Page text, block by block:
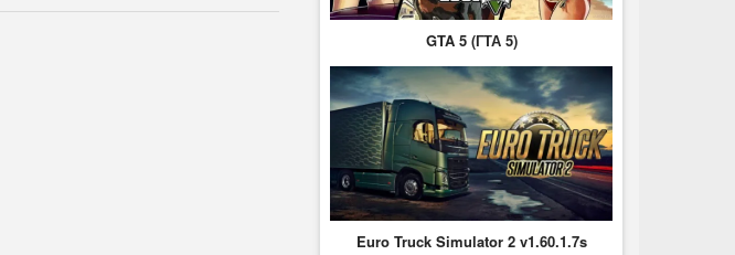
GTA 5 (ГТА 5)
Euro Truck Simulator 2 v1.60.1.7s